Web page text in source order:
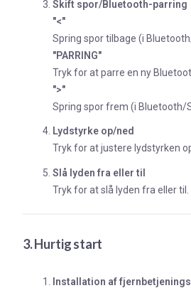
Skift spor/Bluetooth-parring
"<"
Spring spor tilbage (i
"PARRING"
Tryk for at parre en ny
">"
Spring spor frem (i Bluetooth/
Lydstyrke op/ned
Tryk for at justere lydstyrken
Slå lyden fra eller til
Tryk for at slå lyden fra eller til.
3. Hurtig start
Installation af